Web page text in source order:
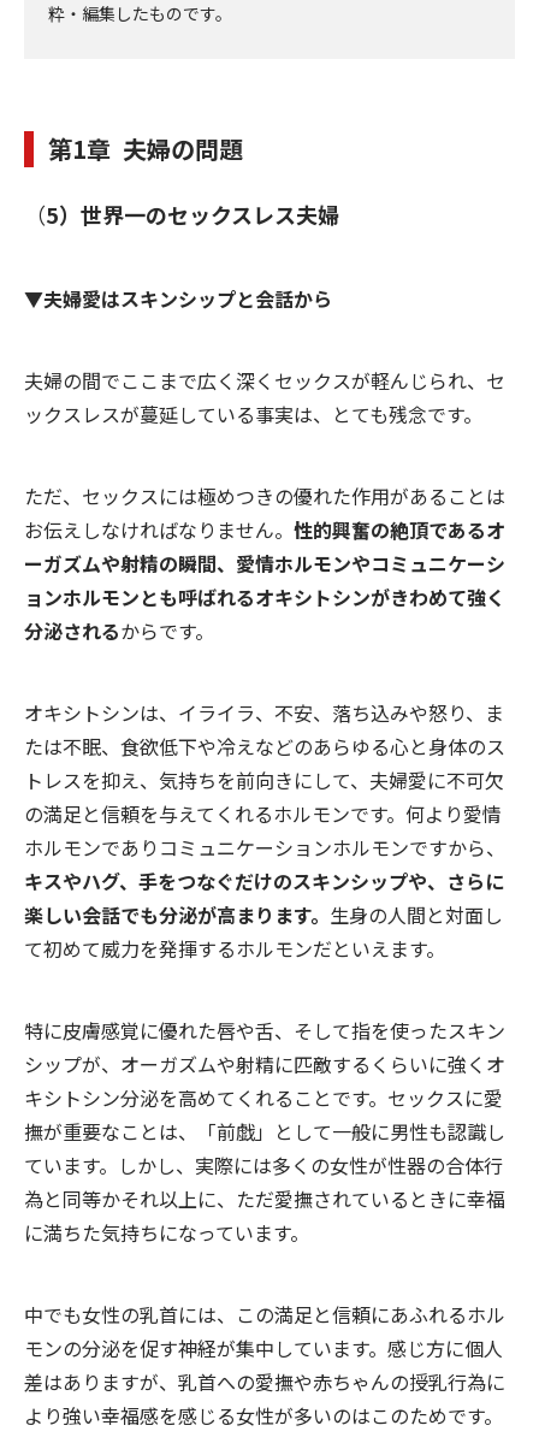
粋・編集したものです。
第1章 夫婦の問題
（5）世界一のセックスレス夫婦
▼夫婦愛はスキンシップと会話から
夫婦の間でここまで広く深くセックスが軽んじられ、セ
ックスレスが蔓延している事実は、とても残念です。
ただ、セックスには極めつきの優れた作用があることは
お伝えしなければなりません。 性的興奮の絶頂であるオ
ーガズムや射精の瞬間、愛情ホルモンやコミュニケーシ
ョンホルモンとも呼ばれるオキシトシンがきわめて強く
分泌されるからです。
オキシトシンは、イライラ、不安、落ち込みや怒り、ま
たは不眠、食欲低下や冷えなどのあらゆる心と身体のス
トレスを抑え、気持ちを前向きにして、夫婦愛に不可欠
の満足と信頼を与えてくれるホルモンです。何より愛情
ホルモンでありコミュニケーションホルモンですから、
キスやハグ、手をつなぐだけのスキンシップや、さらに
楽しい会話でも分泌が高まります。 生身の人間と対面し
て初めて威力を発揮するホルモンだといえます。
特に皮膚感覚に優れた唇や舌、そして指を使ったスキン
シップが、オーガズムや射精に匹敵するくらいに強くオ
キシトシン分泌を高めてくれることです。セックスに愛
撫が重要なことは、「前戯」として一般に男性も認識し
ています。しかし、実際には多くの女性が性器の合体行
為と同等かそれ以上に、ただ愛撫されているときに幸福
に満ちた気持ちになっています。
中でも女性の乳首には、この満足と信頼にあふれるホル
モンの分泌を促す神経が集中しています。感じ方に個人
差はありますが、乳首への愛撫や赤ちゃんの授乳行為に
より強い幸福感を感じる女性が多いのはこのためです。